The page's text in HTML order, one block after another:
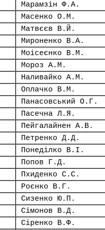
Марамзін Ф.А.
Масенко О.М.
Матвєєв В.Й.
Мироненко В.А.
Моісеєнко В.М.
Мороз А.М.
Наливайко А.М.
Оплачко В.М.
Панасовський О.Г.
Пасечна Л.Я.
Пейгалайнен А.В.
Петренко Д.Д.
Понеділко В.І.
Попов Г.Д.
Пхиденко С.С.
Роєнко В.Г.
Сизенко Ю.П.
Сімонов В.Д.
Сіренко В.Ф.